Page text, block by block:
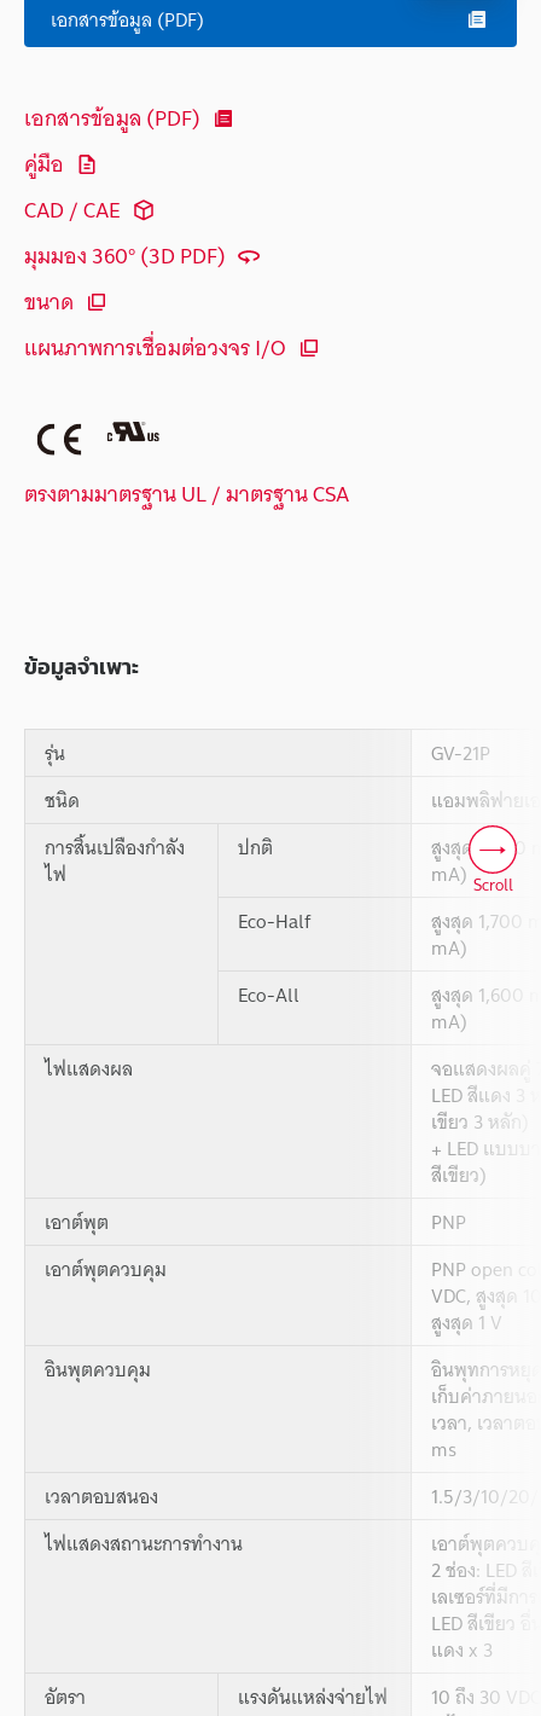
เอกสารข้อมูล (PDF)
เอกสารข้อมูล (PDF)
คู่มือ
CAD / CAE
มุมมอง 360° (3D PDF)
ขนาด
แผนภาพการเชื่อมต่อวงจร I/O
ตรงตามมาตรฐาน UL / มาตรฐาน CSA
ข้อมูลจำเพาะ
รุ่น
GV-21P
ชนิด
แอมพลิฟายเ
การสิ้นเปลืองกำลัง
ไฟ
ปกติ สูงสุด 2,200
mA)
Eco-Half
สูงสุด 1,700
mA)
Eco-All
สูงสุด 1,600
mA)
ไฟแสดงผล
จอแสดงผลคู่
LED สีแดง 3
เขียว 3 หลัก)
+ LED แบบบ
สีเขียว)
เอาต์พุต
PNP
เอาต์พุตควบคุม
PNP open
VDC, สูงสุด
สูงสุด 1 V
อินพุตควบคุม
อินพุทการหยุ
เก็บค่าภายน
เวลา, เวลา
ms
เวลาตอบสนอง
1.5/3/10/
ไฟแสดงสถานะการทำงาน
เอาต์พุตควบ
2 ช่อง: LED
เลเซอร์ที่มีกา
LED สีเขียว
แดง x 3
อัตรา
แรงดันแหล่งจ่ายไฟ 10 ถึง 30
Scroll